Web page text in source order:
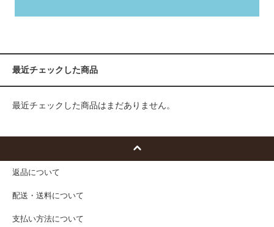
最近チェックした商品
最近チェックした商品はまだありません。
返品について
配送・送料について
支払い方法について